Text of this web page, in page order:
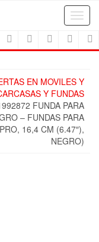
EN MOVILES Y
Y FUNDAS
FUNDA PARA
– FUNDAS PARA
16,4 CM (6.47″),
NEGRO)